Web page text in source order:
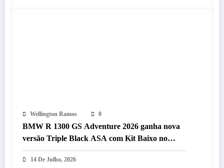
Wellington Ramos 0
BMW R 1300 GS Adventure 2026 ganha nova
versão Triple Black ASA com Kit Baixo no
Brasil
14 De Julho, 2026